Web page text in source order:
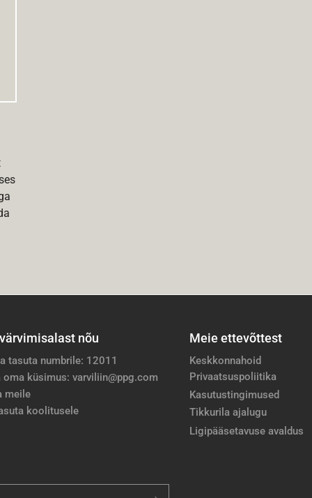
nõu
tasuta numbrile: 12011
oma küsimus: varviliin@ppg.com
meile
koolitusele
Meie ettevõttest
Keskkonnahoid
Privaatsuspoliitika
Kasutustingimused
Tikkurila ajalugu
Ligipääsetavuse avaldus